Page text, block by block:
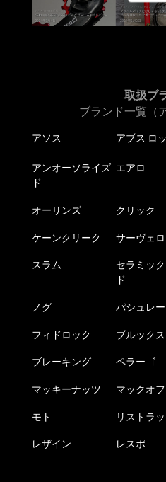
取扱ブ
ブランド一覧（
アソス アブス ロ
アンオーソライズ
ド
エアロ
オーリンズ クリック
ケーンクリーク サーヴェロ
スラム
セラミッ
ド
ノグ パシュレー
フィドロック ブルックス
ブレーキング ペラーゴ
マッキーナッツ マックオフ
モト リストラ
レザイン レスポ